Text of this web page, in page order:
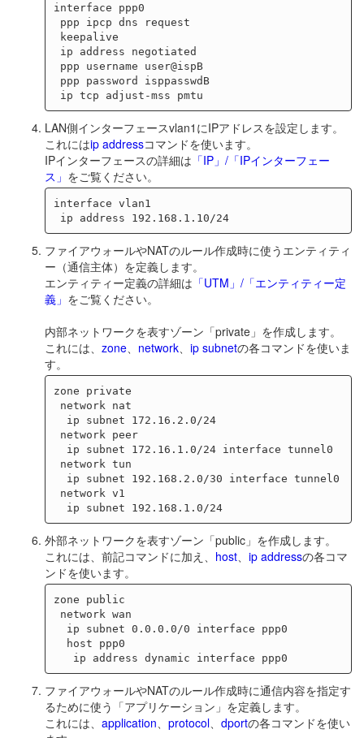
interface ppp0
LAN側インターフェースvlan1にIPアドレスを設定します。
これにはip addressコマンドを使います。
IPインターフェースの詳細は 「IP」/「IPインターフェー
ス」 をご覧ください。
interface vlan1
ip address 192.168.1.10/24
ファイアウォールやNATのルール作成時に使うエンティティ
ー（通信主体）を定義します。
エンティティー定義の詳細は 「UTM」/「エンティティー定
義」 をご覧ください。
内部ネットワークを表すゾーン「private」を作成します。
これには、 zone、 network、 ip subnetの各コマンドを使いま
す。
zone private
  ip subnet 192.168.1.0/24
外部ネットワークを表すゾーン「public」を作成します。
これには、前記コマンドに加え、 host、 ip addressの各コマ
ンドを使います。
zone public
ファイアウォールやNATのルール作成時に通信内容を指定す
るために使う「アプリケーション」を定義します。
これには、 application、 protocol、 dportの各コマンドを使い